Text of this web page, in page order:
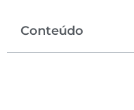
Conteúdo